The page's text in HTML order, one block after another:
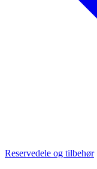
Reservedele og tilbehør